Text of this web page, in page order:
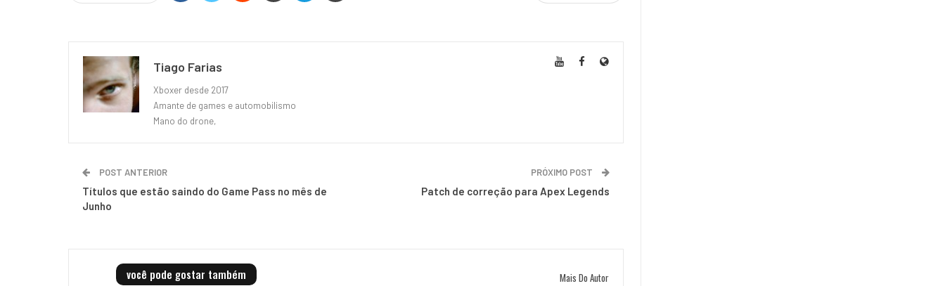
Tiago Farias
Xboxer desde 2017
Amante de games e automobilismo
Mano do drone,
POST ANTERIOR
Títulos que estão saindo do Game Pass no mês de
Junho
PRÓXIMO POST
Patch de correção para Apex Legends
você pode gostar também Mais Do Autor